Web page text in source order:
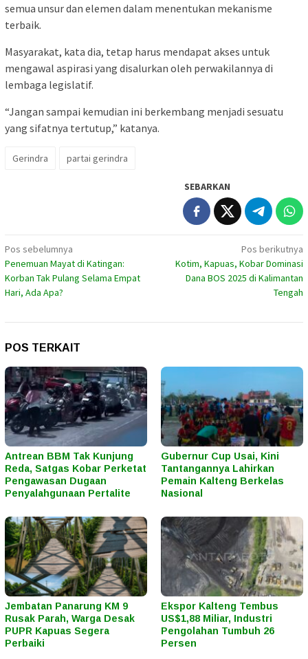
semua unsur dan elemen dalam menentukan mekanisme
terbaik.
Masyarakat, kata dia, tetap harus mendapat akses untuk
mengawal aspirasi yang disalurkan oleh perwakilannya di
lembaga legislatif.
“Jangan sampai kemudian ini berkembang menjadi sesuatu
yang sifatnya tertutup,” katanya.
Gerindra partai gerindra
SEBARKAN
Navigasi
pos
Pos sebelumnya
Penemuan Mayat di Katingan:
Korban Tak Pulang Selama Empat
Hari, Ada Apa?
Pos berikutnya
Kotim, Kapuas, Kobar Dominasi
Dana BOS 2025 di Kalimantan
Tengah
POS TERKAIT
Antrean BBM Tak Kunjung
Reda, Satgas Kobar Perketat
Pengawasan Dugaan
Penyalahgunaan Pertalite
Gubernur Cup Usai, Kini
Tantangannya Lahirkan
Pemain Kalteng Berkelas
Nasional
Jembatan Panarung KM 9
Rusak Parah, Warga Desak
PUPR Kapuas Segera
Perbaiki
Ekspor Kalteng Tembus
US$1,88 Miliar, Industri
Pengolahan Tumbuh 26
Persen